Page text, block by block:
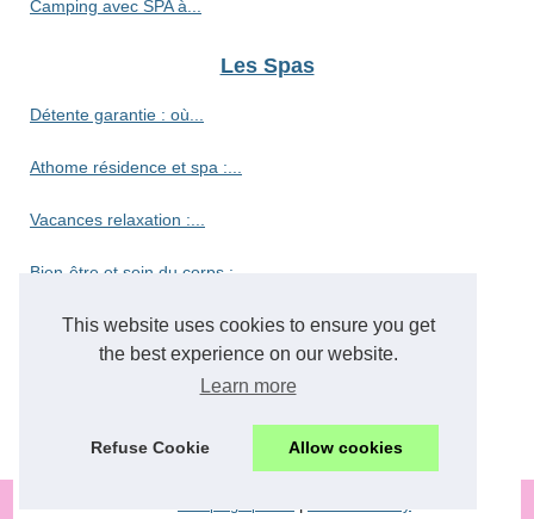
This website uses cookies to ensure you get
the best experience on our website.
Learn more
Refuse Cookie Allow cookies
Camping avec SPA à...
Les Spas
Détente garantie : où...
Athome résidence et spa :...
Vacances relaxation :...
Bien-être et soin du corps :...
Découvrez le camping haut de...
Découvrez le paradis des...